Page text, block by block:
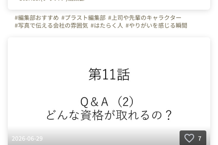
#編集部おすすめ #プラスト編集部 #上司や先輩のキャラクター
#写真で伝える会社の雰囲気 #はたらく人 #やりがいを感じる瞬間
2026-06-29 7